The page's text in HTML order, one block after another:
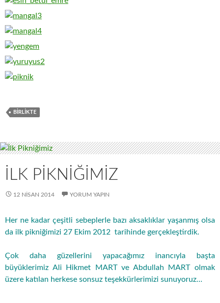
BIRLIKTE
İLK PIKNIĞIMIZ
12 NISAN 2014 YORUM YAPIN
Her ne kadar çeşitli sebeplerle bazı aksaklıklar yaşanmış olsa
da ilk pikniğimizi 27 Ekim 2012 tarihinde gerçekleştirdik.
Çok daha güzellerini yapacağımız inancıyla başta
büyüklerimiz Ali Hikmet MART ve Abdullah MART olmak
üzere katılan herkese sonsuz teşekkürlerimizi sunuyoruz…